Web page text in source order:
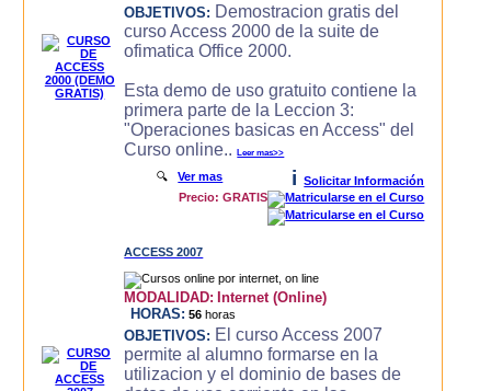
OBJETIVOS: Demostracion gratis del
curso Access 2000 de la suite de
ofimatica Office 2000.
Esta demo de uso gratuito contiene la
primera parte de la Leccion 3:
"Operaciones basicas en Access" del
Curso online..Leer mas>>
🔍Ver mas i
Solicitar Información
Precio: GRATIS
ACCESS 2007
MODALIDAD: Internet (Online)
HORAS: 56 horas
OBJETIVOS: El curso Access 2007
permite al alumno formarse en la
utilizacion y el dominio de bases de